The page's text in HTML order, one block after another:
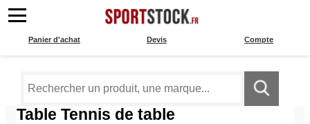
Compte
Devis
Panier d'achat
Table Tennis de table